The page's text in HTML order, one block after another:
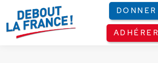
DONNER
ADHÉRER
Panneau de gestion des cookies